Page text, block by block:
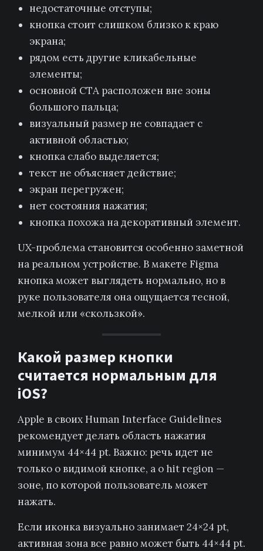
недостаточные отступы;
кнопка стоит слишком близко к краю
экрана;
рядом есть другие кликабельные
элементы;
основной CTA расположен вне зоны
большого пальца;
визуальный размер не совпадает с
активной областью;
кнопка слабо выделяется;
текст не объясняет действие;
экран перегружен;
нет состояния нажатия;
кнопка похожа на декоративный элемент.
UX-проблема становится особенно заметной
на реальном устройстве. В макете Figma
кнопка может выглядеть нормально, но в
руке пользователя она ощущается тесной,
мелкой или «скользкой».
Какой размер кнопки
считается нормальным для
iOS?
Apple в своих Human Interface Guidelines
рекомендует делать область нажатия
минимум 44×44 pt. Важно: речь идет не
только о видимой кнопке, а о hit region —
зоне, по которой пользователь может
нажать.
Если иконка визуально занимает 24×24 pt,
активная зона все равно может быть 44×44 pt.